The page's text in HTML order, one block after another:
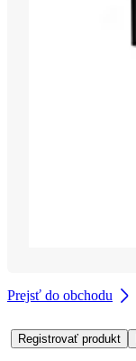
Prejsť do obchodu
Registrovať produkt